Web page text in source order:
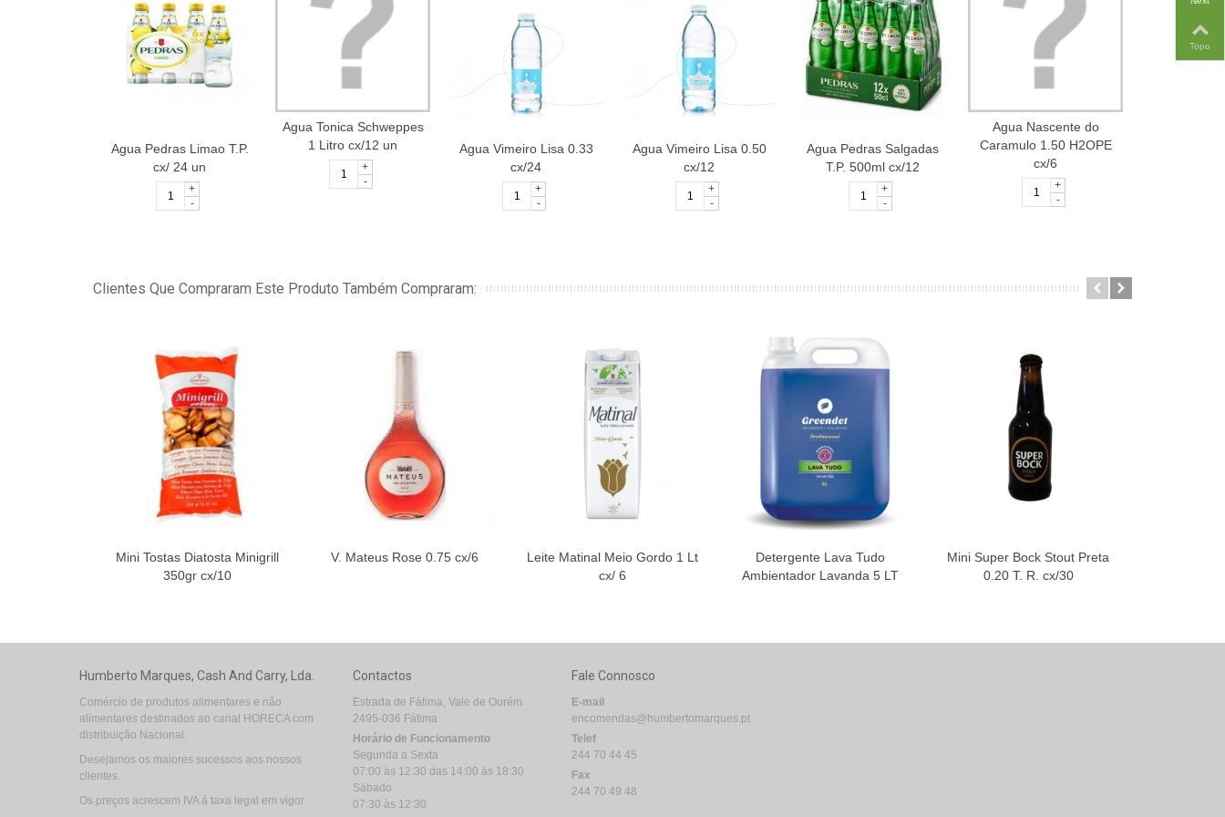
Agua Pedras Limao T.P.
cx/ 24 un
-
+
Agua Tonica Schweppes
1 Litro cx/12 un
-
+
Agua Vimeiro Lisa 0.33
cx/24
-
+
Agua Vimeiro Lisa 0.50
cx/12
-
+
Agua Pedras Salgadas
T.P. 500ml cx/12
-
+
Agua Nascente do
Caramulo 1.50 H2OPE
cx/6
-
+
Clientes Que Compraram Este Produto Também Compraram:
Mini Tostas Diatosta Minigrill
350gr cx/10
V. Mateus Rose 0.75 cx/6
Leite Matinal Meio Gordo 1 Lt
cx/ 6
Detergente Lava Tudo
Ambientador Lavanda 5 LT
Mini Super Bock Stout Preta
0.20 T. R. cx/30
Humberto Marques, Cash And Carry, Lda.
Comércio de produtos alimentares e não
alimentares destinados ao canal HORECA com
distribuição Nacional.
Desejamos os maiores sucessos aos nossos
clientes.
Os preços acrescem IVA á taxa legal em vigor
Contactos
Estrada de Fátima, Vale de Ourém
2495-036 Fátima
Horário de Funcionamento
Segunda a Sexta
07:00 às 12:30 das 14:00 às 18:30
Sábado
07:30 às 12:30
Fale Connosco
E-mail
encomendas@humbertomarques.pt
Telef
244 70 44 45
Fax
244 70 49 48
Topo